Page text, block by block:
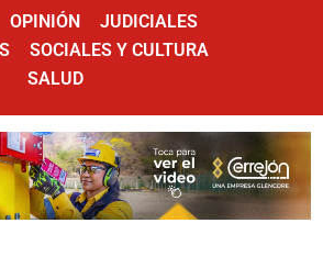
OPINIÓN
JUDICIALES
SOCIALES Y CULTURA
SALUD